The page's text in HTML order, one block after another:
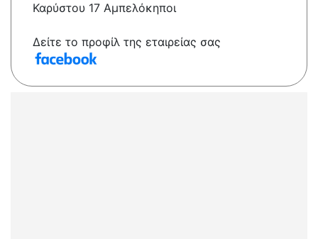
Καρύστου 17 Αμπελόκηποι
Δείτε το προφίλ της εταιρείας σας